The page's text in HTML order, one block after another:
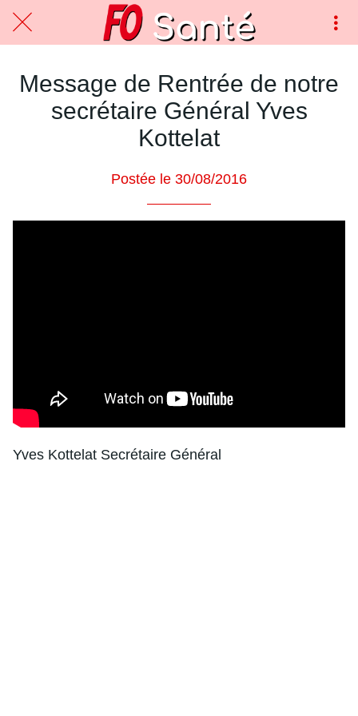
Message de Rentrée de notre
secrétaire Général Yves
Kottelat
Postée le 30/08/2016
Yves Kottelat Secrétaire Général